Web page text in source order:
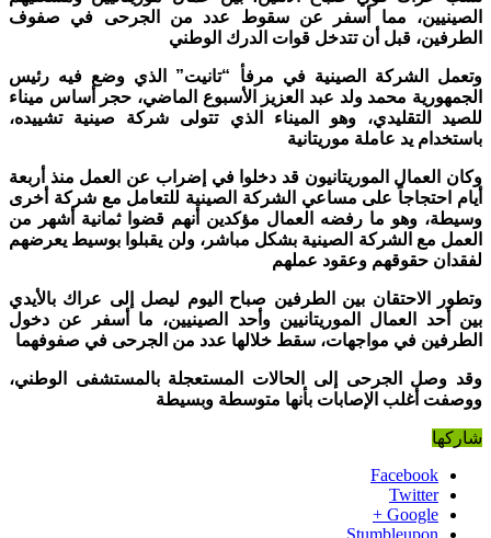
الصينيين، مما أسفر عن سقوط عدد من الجرحى في صفوف
الطرفين، قبل أن تتدخل قوات الدرك الوطني
وتعمل الشركة الصينية في مرفأ “تانيت” الذي وضع فيه رئيس
الجمهورية محمد ولد عبد العزيز الأسبوع الماضي، حجر أساس ميناء
للصيد التقليدي، وهو الميناء الذي تتولى شركة صينية تشييده،
باستخدام يد عاملة موريتانية
وكان العمال الموريتانيون قد دخلوا في إضراب عن العمل منذ أربعة
أيام احتجاجاً على مساعي الشركة الصينية للتعامل مع شركة أخرى
وسيطة، وهو ما رفضه العمال مؤكدين أنهم قضوا ثمانية أشهر من
العمل مع الشركة الصينية بشكل مباشر، ولن يقبلوا بوسيط يعرضهم
لفقدان حقوقهم وعقود عملهم
وتطور الاحتقان بين الطرفين صباح اليوم ليصل إلى عراك بالأيدي
بين أحد العمال الموريتانيين وأحد الصينيين، ما أسفر عن دخول
الطرفين في مواجهات، سقط خلالها عدد من الجرحى في صفوفهما
وقد وصل الجرحى إلى الحالات المستعجلة بالمستشفى الوطني،
ووصفت أغلب الإصابات بأنها متوسطة وبسيطة
شاركها
Facebook
Twitter
Google +